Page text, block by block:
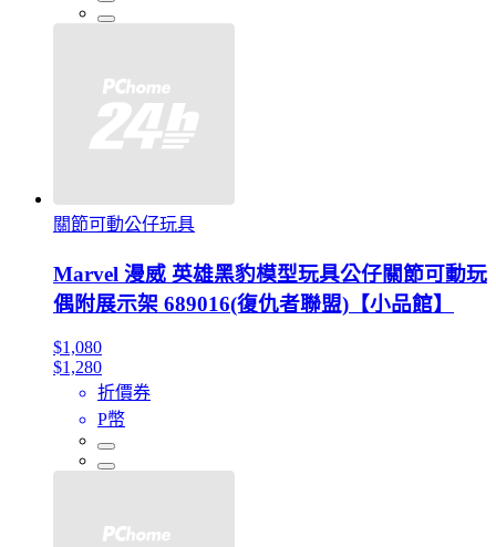
關節可動公仔玩具
Marvel 漫威 英雄黑豹模型玩具公仔關節可動玩
偶附展示架 689016(復仇者聯盟)【小品館】
$1,080
$1,280
折價券
P幣